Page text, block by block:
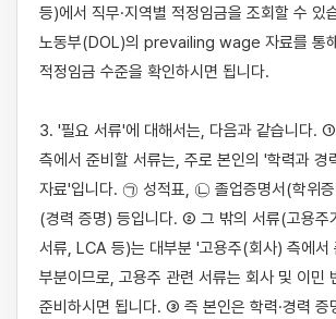
등)에서 직무·지역별 적정임금을 조회할 수
노동부(DOL)의 prevailing wage 자료를 통
적정임금 수준을 확인하시면 됩니다.
3. '필요 서류'에 대해서는, 다음과 같습니다.
측에서 준비할 서류는, 주로 본인의 '학력과 경
자료'입니다. ㉠ 성적표, ㉡ 졸업증명서(학위
(경력 증명) 등입니다. ② 그 밖의 서류(고용주
서류, LCA 등)는 대부분 '고용주(회사) 측에서
부분이므로, 고용주 관련 서류는 회사 및 이민
준비하시면 됩니다. ③ 즉 본인은 학력·경력 증